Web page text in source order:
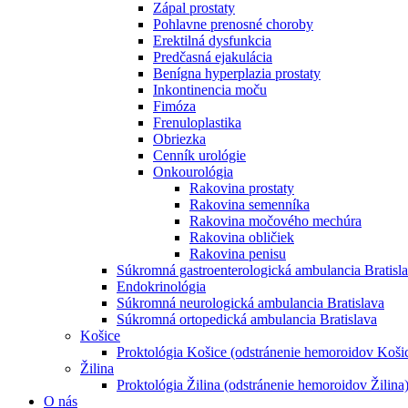
Zápal prostaty
Pohlavne prenosné choroby
Erektilná dysfunkcia
Predčasná ejakulácia
Benígna hyperplazia prostaty
Inkontinencia moču
Fimóza
Frenuloplastika
Obriezka
Cenník urológie
Onkourológia
Rakovina prostaty
Rakovina semenníka
Rakovina močového mechúra
Rakovina obličiek
Rakovina penisu
Súkromná gastroenterologická ambulancia
Endokrinológia
Súkromná neurologická ambulancia Bratislava
Súkromná ortopedická ambulancia Bratislava
Košice
Proktológia Košice (odstránenie hemoroidov
Žilina
Proktológia Žilina (odstránenie hemoroidov Žilina)
O nás